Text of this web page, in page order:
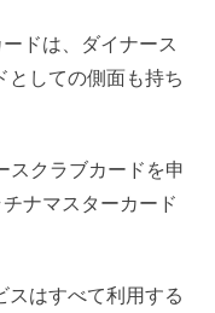
ドは、ダイナース
としての側面も持ち
スクラブカードを申
ナマスターカード
スはすべて利用する